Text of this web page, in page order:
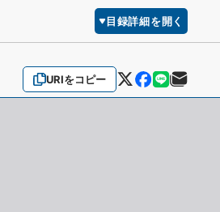
目録詳細を開く
URIをコピー